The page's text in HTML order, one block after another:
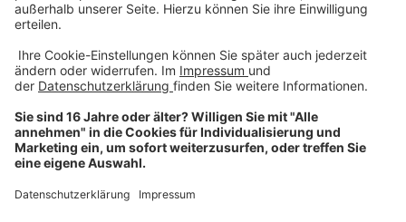
Über uns
Dehner Unternehmen
Jobs bei Dehner